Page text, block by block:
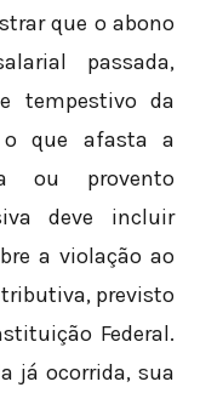
que o abono
passada,
tempestivo da
o que afasta a
ou provento
deve incluir
a violação ao
previsto
Federal.
já ocorrida, sua